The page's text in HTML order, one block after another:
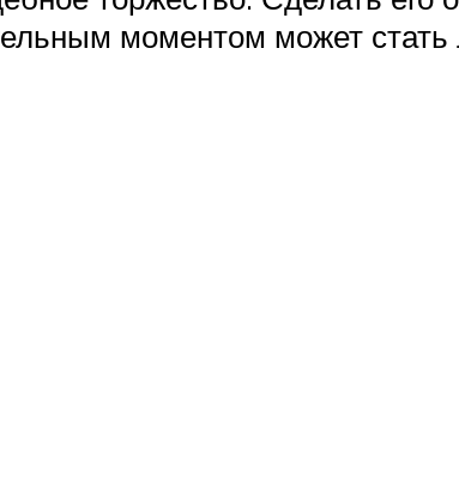
моментом может стать